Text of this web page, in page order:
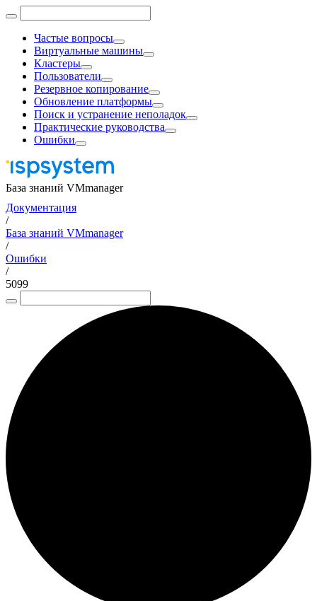
Частые вопросы
Виртуальные машины
Кластеры
Пользователи
Резервное копирование
Обновление платформы
Поиск и устранение неполадок
Практические руководства
Ошибки
База знаний VMmanager
Документация
/
База знаний VMmanager
/
Ошибки
/
5099